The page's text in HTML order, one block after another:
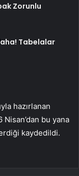
Zorunlu
Tabelalar
hazırlanan
Nisan’dan bu yana
kaydedildi.